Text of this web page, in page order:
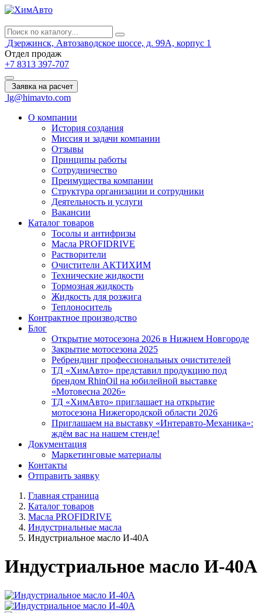
Дзержинск, Автозаводское шоссе, д. 99А, корпус 1
Отдел продаж
+7 8313 397-707
Заявка на расчет
lg@himavto.com
О компании
История создания
Миссия и задачи компании
Отзывы
Принципы работы
Сотрудничество
Преимущества компании
Структура организации и сотрудники
Деятельность и услуги
Вакансии
Каталог товаров
Тосолы и антифризы
Масла PROFIDRIVE
Растворители
Очистители АКТИХИМ
Технические жидкости
Тормозная жидкость
Жидкость для розжига
Теплоноситель
Контрактное производство
Блог
Открытие мотосезона 2026 в Нижнем Новгороде
Закрытие мотосезона 2025
Ребрендинг профессиональных очистителей
ТД «ХимАвто» представил продукцию под
брендом RhinOil на юбилейной выставке
«Мотовесна 2026»
ТД «ХимАвто» приглашает на открытие
мотосезона Нижегородской области 2026
Приглашаем на выставку «Интеравто-Механика»:
ждём вас на нашем стенде!
Документация
Маркетинговые материалы
Контакты
Отправить заявку
Главная страница
Каталог товаров
Масла PROFIDRIVE
Индустриальные масла
Индустриальное масло И-40А
Индустриальное масло И-40А